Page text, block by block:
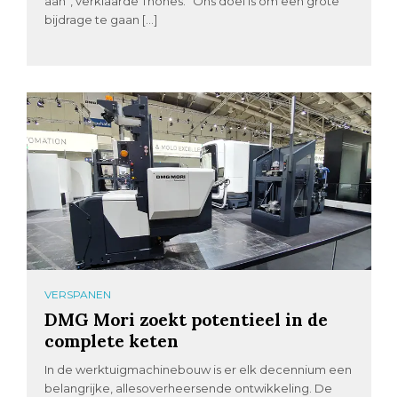
bijdrage te gaan […]
VERSPANEN
DMG Mori zoekt potentieel in de
complete keten
In de werktuigmachinebouw is er elk decennium een
belangrijke, allesoverheersende ontwikkeling. De